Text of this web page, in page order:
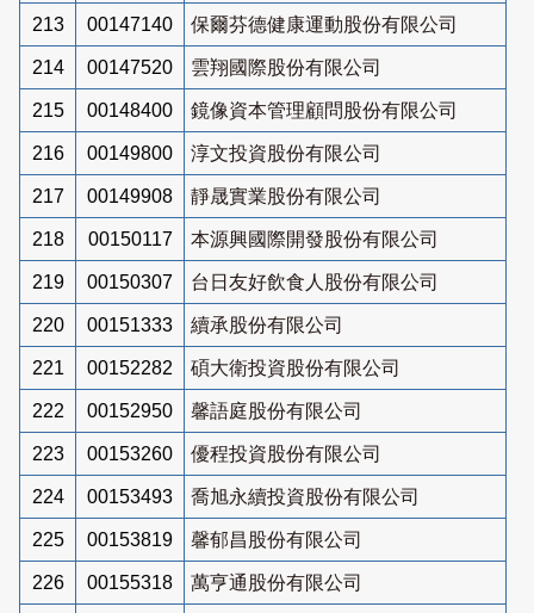
213 00147140 保爾芬德健康運動股份有限公司
214 00147520 雲翔國際股份有限公司
215 00148400 鏡像資本管理顧問股份有限公司
216 00149800 淳文投資股份有限公司
217 00149908 靜晟實業股份有限公司
218 00150117 本源興國際開發股份有限公司
219 00150307 台日友好飲食人股份有限公司
220 00151333 續承股份有限公司
221 00152282 碩大衛投資股份有限公司
222 00152950 馨語庭股份有限公司
223 00153260 優程投資股份有限公司
224 00153493 喬旭永續投資股份有限公司
225 00153819 馨郁昌股份有限公司
226 00155318 萬亨通股份有限公司